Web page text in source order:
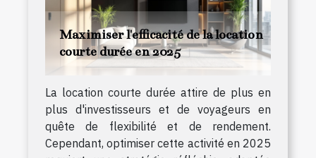
Maximiser l'efficacité de la location
courte durée en 2025
La location courte durée attire de plus en
plus d'investisseurs et de voyageurs en
quête de flexibilité et de rendement.
Cependant, optimiser cette activité en 2025